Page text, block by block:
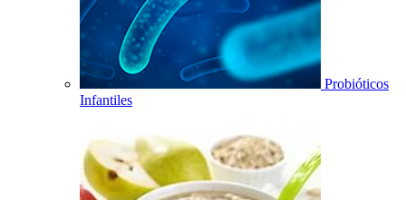
Probióticos
Infantiles